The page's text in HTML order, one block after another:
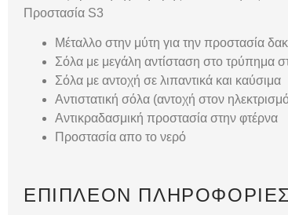
Προστασία S3
Μέταλλο στην μύτη για την προστασία
Σόλα με μεγάλη αντίσταση στο τρύπημα
Σόλα με αντοχή σε λιπαντικά και καύσιμα
Αντιστατική σόλα (αντοχή στον
Αντικραδασμική προστασία στην φτέρνα
Προστασία απο το νερό
ΕΠΙΠΛΈΟΝ ΠΛΗΡΟΦΟΡΊΕΣ